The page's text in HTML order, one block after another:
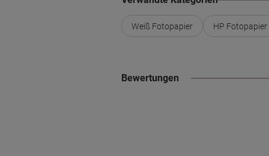
Weiß Fotopapier HP Fotopapier
Bewertungen